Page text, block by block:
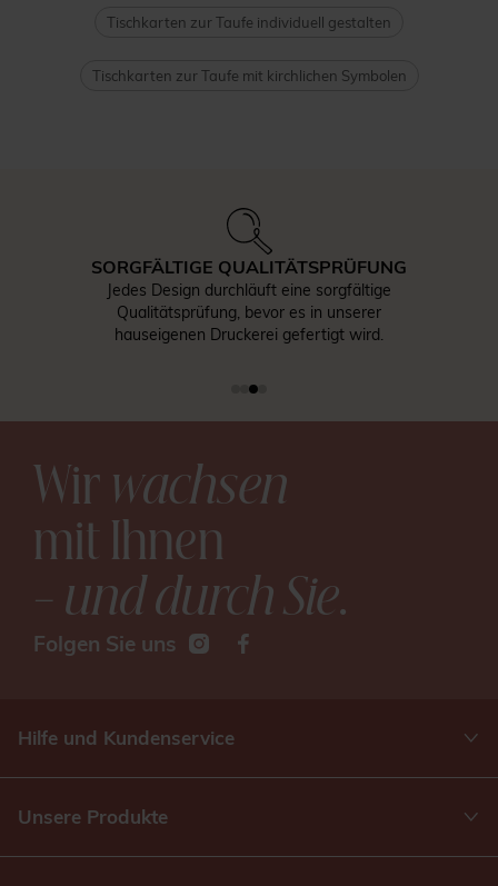
Tischkarten zur Taufe individuell gestalten
Tischkarten zur Taufe mit kirchlichen Symbolen
SORGFÄLTIGE QUALITÄTSPRÜFUNG
Jedes Design durchläuft eine sorgfältige
Qualitätsprüfung, bevor es in unserer
hauseigenen Druckerei gefertigt wird.
Wirwachsen
mit Ihnen
– und durch Sie.
Folgen Sie uns
Hilfe und Kundenservice
Unsere Produkte